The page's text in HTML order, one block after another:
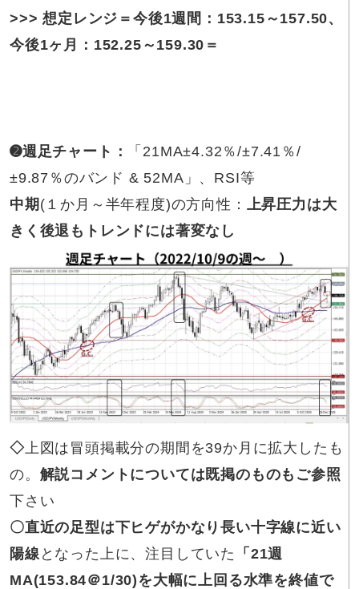
>>>想定レンジ＝今後1週間： 153.15～157.50、
今後1ヶ月： 152.25～159.30 ＝
➋週足チャート ：
「21MA±4.32％/±7.41％/
±9.87％のバンド & 52MA」、RSI等
中期 (１か月～半年程度)の方向性：
上昇圧力は大
きく後退もトレンドには著変なし
◇ 上図は冒頭掲載分の期間を39か月に拡大したも
の。 解説コメントについては既掲のものもご参照
下さい
〇直近の足型は下ヒゲがかなり長い十字線に近い
陽線 となった上に、注目していた
「21週
MA(153.84＠1/30)を大幅に上回る水準を終値で